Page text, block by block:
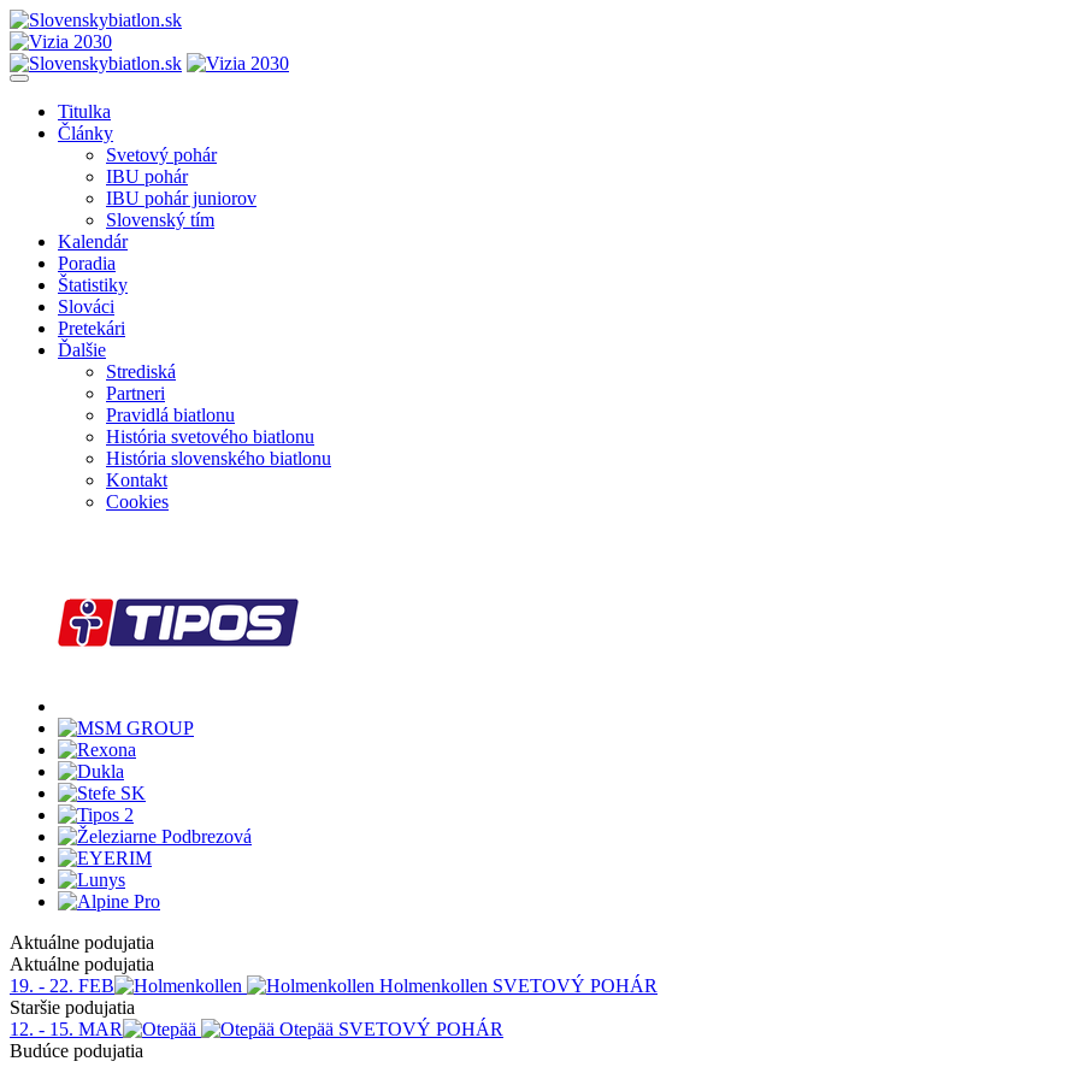
Titulka
Články
Svetový pohár
IBU pohár
IBU pohár juniorov
Slovenský tím
Kalendár
Poradia
Štatistiky
Slováci
Pretekári
Ďalšie
Strediská
Partneri
Pravidlá biatlonu
História svetového biatlonu
História slovenského biatlonu
Kontakt
Cookies
Aktuálne podujatia
Aktuálne podujatia
19. - 22. FEB
Holmenkollen SVETOVÝ POHÁR
Staršie podujatia
12. - 15. MAR
Otepää SVETOVÝ POHÁR
Budúce podujatia